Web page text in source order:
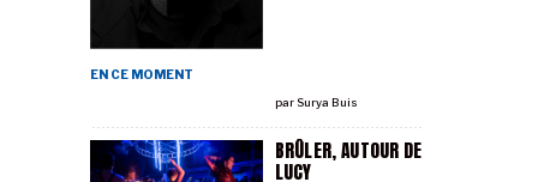
EN CE MOMENT
par Surya Buis
BRÛLER, AUTOUR DE
LUCY